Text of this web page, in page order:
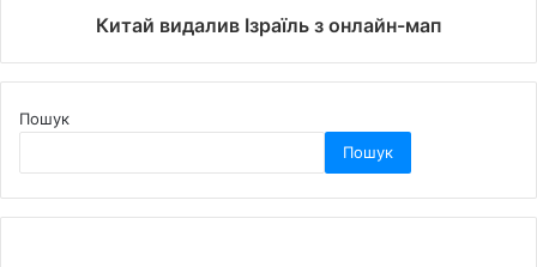
Китай видалив Ізраїль з онлайн-мап
Пошук
Пошук